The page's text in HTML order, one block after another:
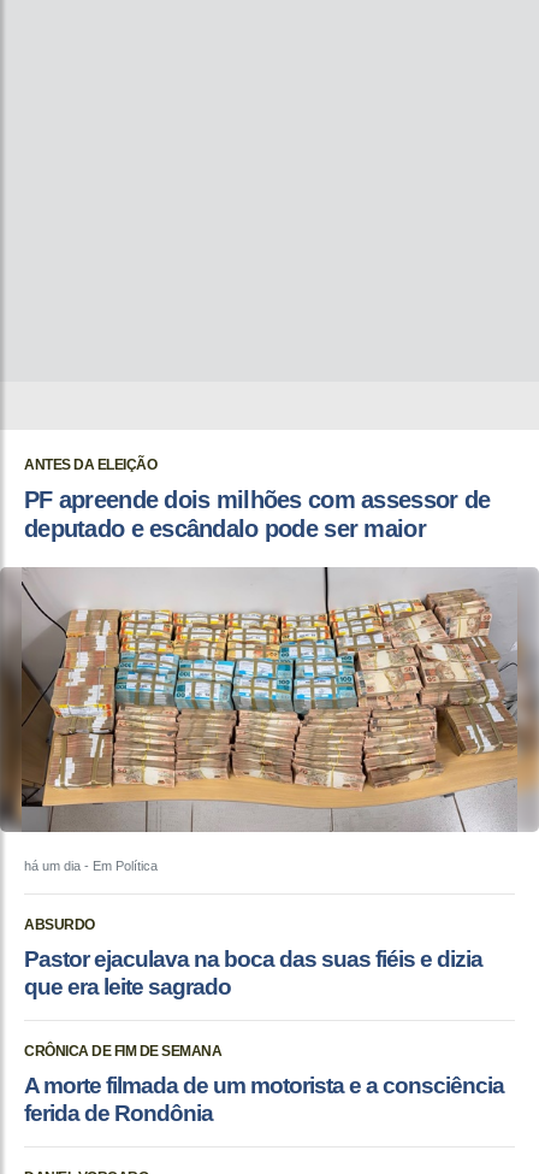
ANTES DA ELEIÇÃO
PF apreende dois milhões com assessor de
deputado e escândalo pode ser maior
há um dia - Em Política
ABSURDO
Pastor ejaculava na boca das suas fiéis e dizia
que era leite sagrado
CRÔNICA DE FIM DE SEMANA
A morte filmada de um motorista e a consciência
ferida de Rondônia